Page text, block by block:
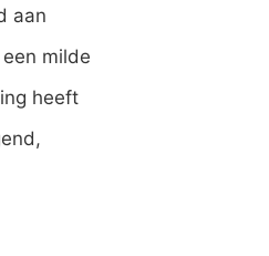
aan
milde
heeft